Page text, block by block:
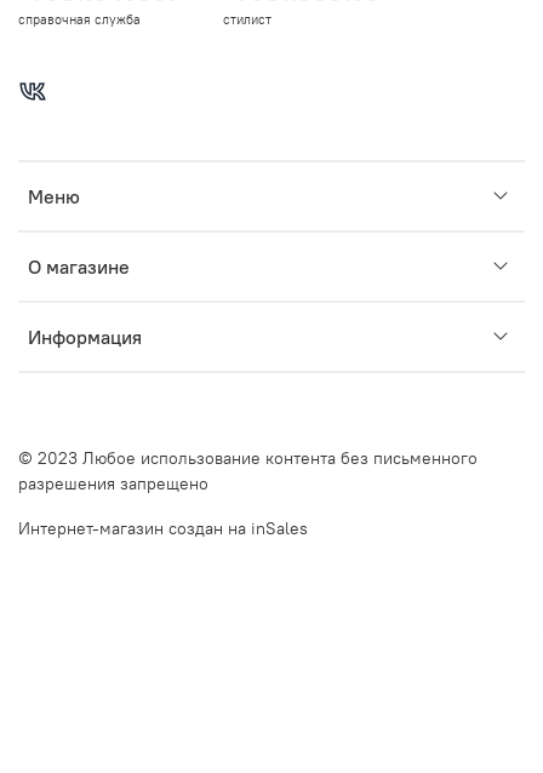
Меню
О магазине
Информация
справочная служба стилист
© 2023 Любое использование контента без письменного
разрешения запрещено
Интернет-магазин создан на inSales